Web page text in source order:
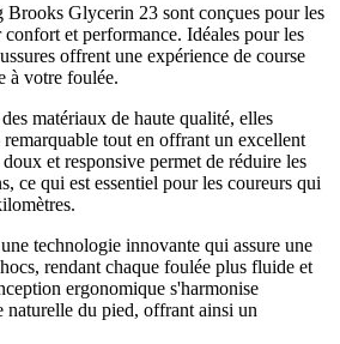
Brooks Glycerin 23 sont conçues pour les
et performance. Idéales pour les
offrent une expérience de course
à votre foulée.
matériaux de haute qualité, elles
tout en offrant un excellent
et responsive permet de réduire les
ce qui est essentiel pour les coureurs qui
technologie innovante qui assure une
rendant chaque foulée plus fluide et
ergonomique s'harmonise
naturelle du pied, offrant ainsi un